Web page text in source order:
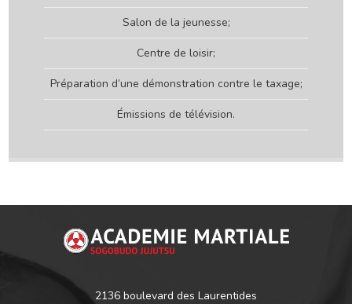
Salon de la jeunesse;
Centre de loisir;
Préparation d’une démonstration contre le taxage;
Émissions de télévision.
2136 boulevard des Laurentides